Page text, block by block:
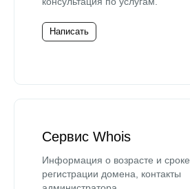
Написать
Сервис Whois
Информация о возрасте и сроке
регистрации домена, контакты